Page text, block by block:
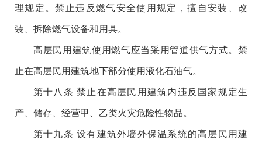
理规定。禁止违反燃气安全使用规定，擅自安装、改
装、拆除燃气设备和用具。
高层民用建筑使用燃气应当采用管道供气方式。禁
止在高层民用建筑地下部分使用液化石油气。
第十八条 禁止在高层民用建筑内违反国家规定生
产、储存、经营甲、乙类火灾危险性物品。
第十九条 设有建筑外墙外保温系统的高层民用建